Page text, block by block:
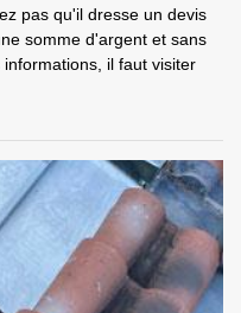
pas qu'il dresse un devis
somme d'argent et sans
il faut visiter